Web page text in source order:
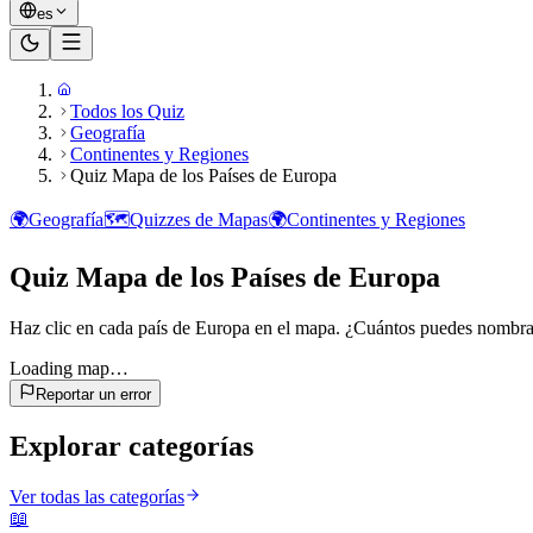
es
Todos los Quiz
Geografía
Continentes y Regiones
Quiz Mapa de los Países de Europa
🌍Geografía🗺️Quizzes de Mapas🌍Continentes y Regiones
Quiz Mapa de los Países de Europa
Haz clic en cada país de Europa en el mapa. ¿Cuántos puedes
Loading map…
Reportar un error
Explorar categorías
Ver todas las categorías
📖